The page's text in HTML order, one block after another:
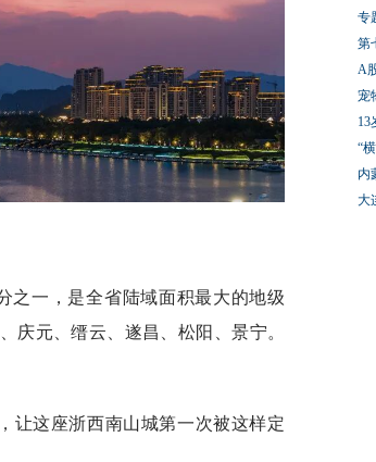
之一，是全省陆域面积最大的地级
庆元、缙云、遂昌、松阳、景宁。
让这座浙西南山城第一次被这样定
专
第
A
宠
13
“
内
大